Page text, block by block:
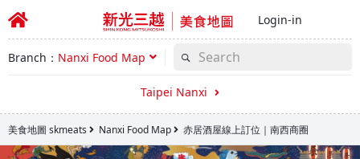
Login-in
Branch： Nanxi Food Map
Taipei Nanxi
美食地圖 skmeats Nanxi Food Map 赤居酒屋線上訂位｜南西商圈